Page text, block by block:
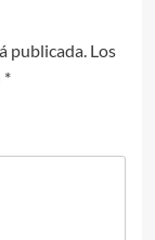
publicada. Los
*